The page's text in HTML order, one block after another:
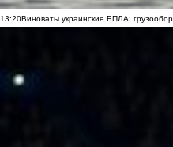
13:20Виноваты украинские БПЛА: